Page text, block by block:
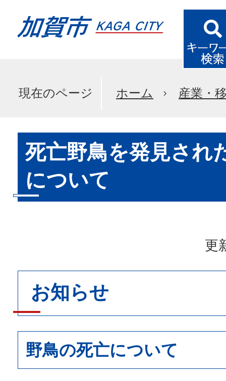
現在のページ ホーム 産業・
死亡野鳥を発見され
について
更
お知らせ
野鳥の死亡について